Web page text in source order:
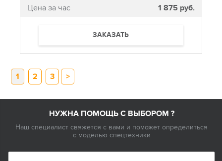
Цена за час
1 875 руб.
ЗАКАЗАТЬ
1 2 3 >
НУЖНА ПОМОЩЬ С ВЫБОРОМ ?
Наш специалист свяжется с вами и поможет определиться
с моделью спецтехники